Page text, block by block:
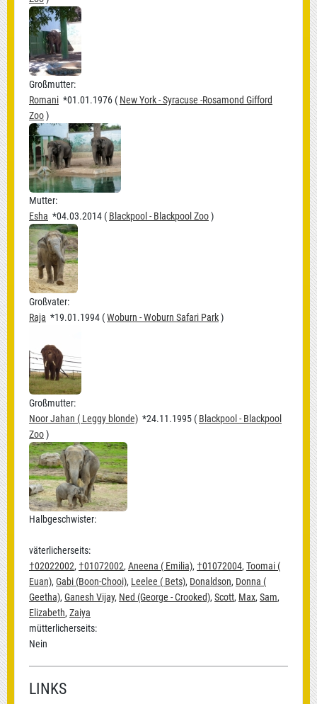
Großmutter:
Romani *01.01.1976 ( New York - Syracuse -Rosamond Gifford
Zoo)
Mutter:
Esha *04.03.2014 ( Blackpool - Blackpool Zoo)
Großvater:
Raja *19.01.1994 (Woburn - Woburn Safari Park)
Großmutter:
Noor Jahan ( Leggy blonde) *24.11.1995 ( Blackpool - Blackpool
Zoo)
Halbgeschwister:
väterlicherseits:
†02022002, †01072002, Aneena ( Emilia), †01072004, Toomai (
Euan), Gabi (Boon-Chooi), Leelee ( Bets), Donaldson, Donna (
Geetha), Ganesh Vijay, Ned (George - Crooked), Scott, Max, Sam,
Elizabeth, Zaiya
mütterlicherseits:
Nein
LINKS